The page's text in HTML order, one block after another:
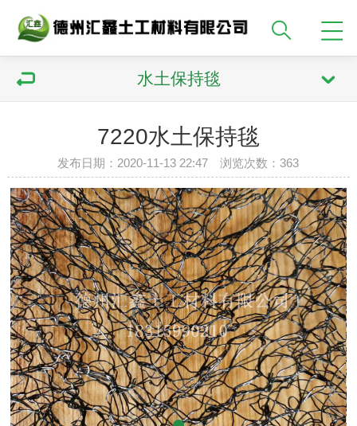
水土保持毯
7220水土保持毯
发布日期：2020-11-13 22:47 浏览次数：363